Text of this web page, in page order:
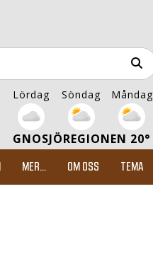
Lördag Söndag Måndag
GNOSJÖREGIONEN 20°
MER... OM OSS TEMA